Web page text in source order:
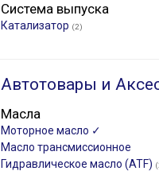
Система выпуска
Катализатор (2)
Автотовары и
Масла
Моторное масло ✓
Масло трансмиссионное
Гидравлическое масло (ATF)